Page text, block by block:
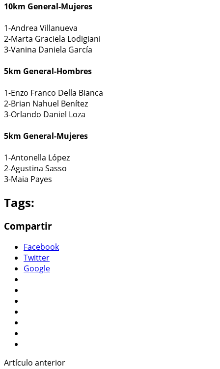
10km General-Mujeres
1-Andrea Villanueva
2-Marta Graciela Lodigiani
3-Vanina Daniela García
5km General-Hombres
1-Enzo Franco Della Bianca
2-Brian Nahuel Benítez
3-Orlando Daniel Loza
5km General-Mujeres
1-Antonella López
2-Agustina Sasso
3-Maia Payes
Tags:
Compartir
Facebook
Twitter
Google
Artículo anterior